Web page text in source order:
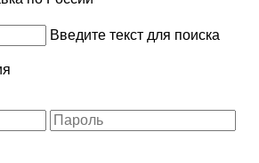
Введите текст для поиска